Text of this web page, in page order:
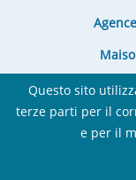
Questo sito
terze parti per il
e per il